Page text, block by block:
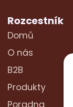
Rozcestník
Domů
O nás
B2B
Produkty
Poradna